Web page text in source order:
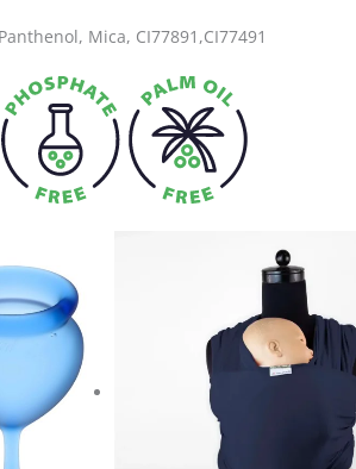
Mica, CI77891,CI77491